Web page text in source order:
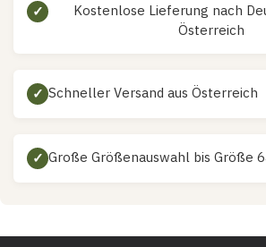
✓
Kostenlose Lieferung nach
Österreich
✓ Schneller Versand aus Österreich
✓ Große Größenauswahl bis Größe